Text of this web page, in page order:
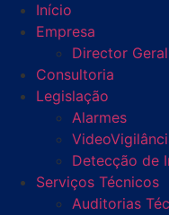
Início
Empresa
Director
Consultoria
Legislação
Alarmes
Detecção de
Serviços Técnicos
Auditorias